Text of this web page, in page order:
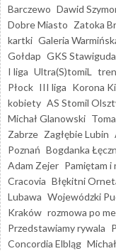
Barczewo Dawid
Dobre Miasto Zatoka
kartki Galeria
Gołdap GKS Stawiguda
I liga Ultra(S)tomiL
Płock III liga Korona
kobiety AS Stomil
Michał Glanowski
Zabrze Zagłębie Lubin
Poznań Bogdanka
Adam Zejer Pamiętam i
Cracovia Błękitni
Lubawa Wojewódzki
Kraków rozmowa po
Przedstawiamy rywala
Concordia Elbląg